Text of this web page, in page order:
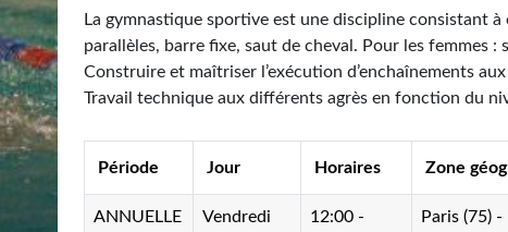
La gymnastique sportive est une discipline consistant
parallèles, barre fixe, saut de cheval. Pour les femmes
Construire et maîtriser l’exécution d’enchaînements
Travail technique aux différents agrès en fonction du
Période Jour Horaires Zone
ANNUELLE
Vendredi
12:00 -
Paris (75) -